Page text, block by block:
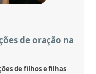
de oração na
de filhos e filhas